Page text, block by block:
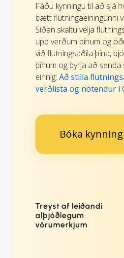
Fáðu kynningu til að sjá
bætt flutningaeiningunni
Síðan skaltu velja
upp verðum þínum og
við flutningsaðila þína,
þínum og byrja að senda
einnig: Að stilla
verðlista og notendur í
Bóka
Treyst af leiðandi
alþjóðlegum
vörumerkjum